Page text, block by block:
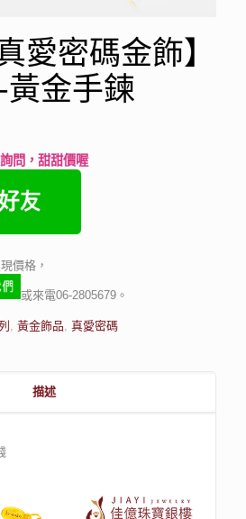
愛密碼金飾】
金手鍊
問，甜甜價喔
價格，
或來電06-2805679。
黃金飾品 真愛密碼
描述